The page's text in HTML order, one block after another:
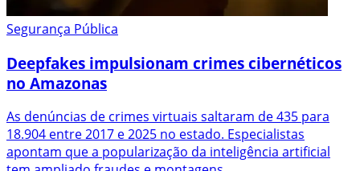
Segurança Pública
Deepfakes impulsionam crimes cibernéticos
no Amazonas
As denúncias de crimes virtuais saltaram de 435 para
18.904 entre 2017 e 2025 no estado. Especialistas
apontam que a popularização da inteligência artificial